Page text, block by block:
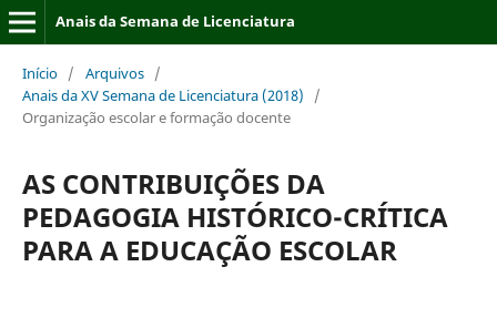
Anais da Semana de Licenciatura
Início / Arquivos /
Anais da XV Semana de Licenciatura (2018)
/
Organização escolar e formação docente
AS CONTRIBUIÇÕES DA
PEDAGOGIA HISTÓRICO-CRÍTICA
PARA A EDUCAÇÃO ESCOLAR